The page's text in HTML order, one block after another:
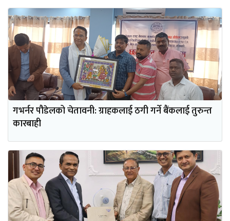
गभर्नर पौडेलको चेतावनी: ग्राहकलाई ठगी गर्ने बैंकलाई तुरुन्त
कारबाही